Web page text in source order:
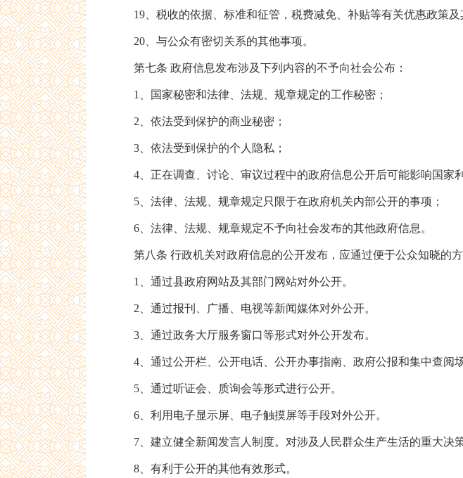
19、税收的依据、标准和征管，税费减免、补贴等有关优惠政策及
20、与公众有密切关系的其他事项。
第七条 政府信息发布涉及下列内容的不予向社会公布：
1、国家秘密和法律、法规、规章规定的工作秘密；
2、依法受到保护的商业秘密；
3、依法受到保护的个人隐私；
4、正在调查、讨论、审议过程中的政府信息公开后可能影响国家利
5、法律、法规、规章规定只限于在政府机关内部公开的事项；
6、法律、法规、规章规定不予向社会发布的其他政府信息。
第八条 行政机关对政府信息的公开发布，应通过便于公众知晓的方
1、通过县政府网站及其部门网站对外公开。
2、通过报刊、广播、电视等新闻媒体对外公开。
3、通过政务大厅服务窗口等形式对外公开发布。
4、通过公开栏、公开电话、公开办事指南、政府公报和集中查阅
5、通过听证会、质询会等形式进行公开。
6、利用电子显示屏、电子触摸屏等手段对外公开。
7、建立健全新闻发言人制度。对涉及人民群众生产生活的重大决
8、有利于公开的其他有效形式。